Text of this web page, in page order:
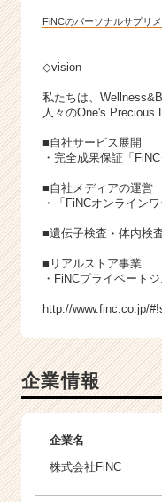
FiNCのパーソナルサプリ
◇vision
私たちは、
人々のOne's Precious
■自社サービス展開
・完全成果保証「
■自社メディアの運営
・「FiNCオンライン
■遺伝子検査・体内検
■リアルストア事業
・FiNCプライベート
http://www.finc.co.jp/
企業情報
企業名
株式会社FiNC